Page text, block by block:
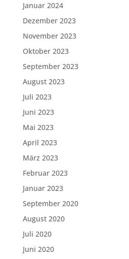
Januar 2024
Dezember 2023
November 2023
Oktober 2023
September 2023
August 2023
Juli 2023
Juni 2023
Mai 2023
April 2023
März 2023
Februar 2023
Januar 2023
September 2020
August 2020
Juli 2020
Juni 2020